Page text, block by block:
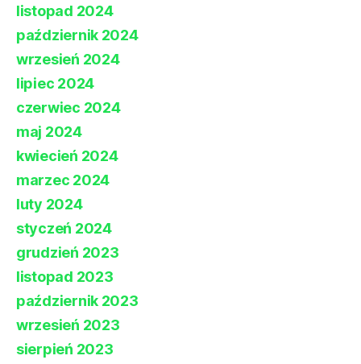
listopad 2024
październik 2024
wrzesień 2024
lipiec 2024
czerwiec 2024
maj 2024
kwiecień 2024
marzec 2024
luty 2024
styczeń 2024
grudzień 2023
listopad 2023
październik 2023
wrzesień 2023
sierpień 2023